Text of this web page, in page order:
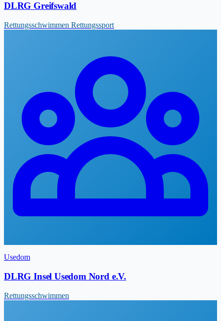
DLRG Greifswald
Rettungsschwimmen Rettungssport
Usedom
DLRG Insel Usedom Nord e.V.
Rettungsschwimmen